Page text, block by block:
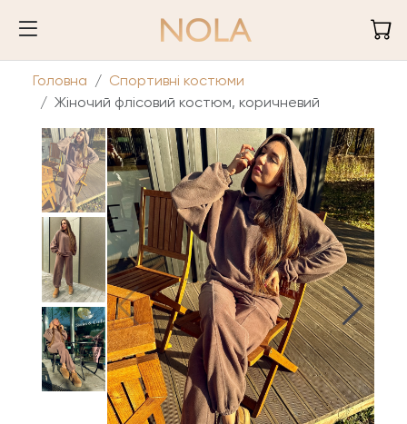
Головна
Спортивні костюми
Жіночий флісовий костюм, коричневий